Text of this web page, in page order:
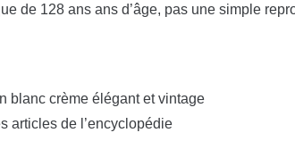
de 128 ans ans d’âge, pas une simple
blanc crème élégant et vintage
articles de l’encyclopédie